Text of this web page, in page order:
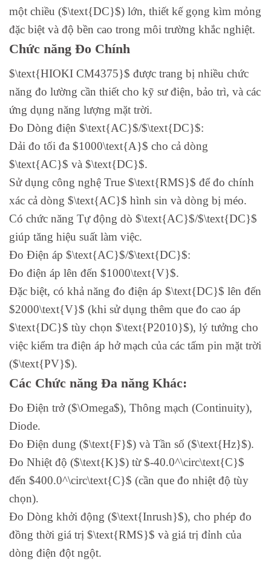
một chiều ($\text{DC}$) lớn, thiết kế gọng kìm mỏng
đặc biệt và độ bền cao trong môi trường khắc nghiệt.
Chức năng Đo Chính
$\text{HIOKI CM4375}$ được trang bị nhiều chức
năng đo lường cần thiết cho kỹ sư điện, bảo trì, và các
ứng dụng năng lượng mặt trời.
Đo Dòng điện $\text{AC}$/$\text{DC}$:
Dải đo tối đa $1000\text{A}$ cho cả dòng
$\text{AC}$ và $\text{DC}$.
Sử dụng công nghệ True $\text{RMS}$ để đo chính
xác cả dòng $\text{AC}$ hình sin và dòng bị méo.
Có chức năng Tự động dò $\text{AC}$/$\text{DC}$
giúp tăng hiệu suất làm việc.
Đo Điện áp $\text{AC}$/$\text{DC}$:
Đo điện áp lên đến $1000\text{V}$.
Đặc biệt, có khả năng đo điện áp $\text{DC}$ lên đến
$2000\text{V}$ (khi sử dụng thêm que đo cao áp
$\text{DC}$ tùy chọn $\text{P2010}$), lý tưởng cho
việc kiểm tra điện áp hở mạch của các tấm pin mặt trời
($\text{PV}$).
Các Chức năng Đa năng Khác:
Đo Điện trở ($\Omega$), Thông mạch (Continuity),
Diode.
Đo Điện dung ($\text{F}$) và Tần số ($\text{Hz}$).
Đo Nhiệt độ ($\text{K}$) từ $-40.0^\circ\text{C}$
đến $400.0^\circ\text{C}$ (cần que đo nhiệt độ tùy
chọn).
Đo Dòng khởi động ($\text{Inrush}$), cho phép đo
đồng thời giá trị $\text{RMS}$ và giá trị đỉnh của
dòng điện đột ngột.